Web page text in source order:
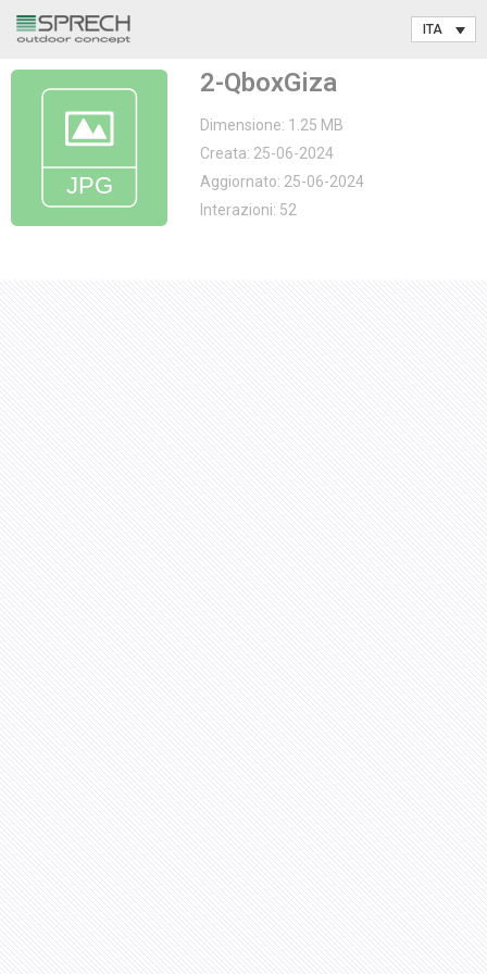
contenuto
2-QboxGiza
Dimensione: 1.25 MB
Creata: 25-06-2024
Aggiornato: 25-06-2024
Interazioni: 52